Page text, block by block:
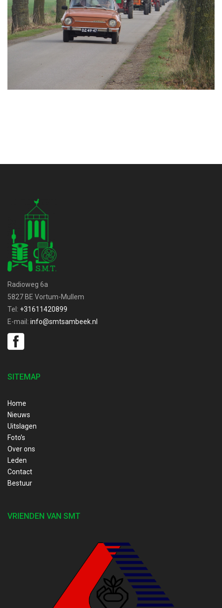
Radioweg 6a
5827 BE Vortum-Mullem
Tel: +31611420899
E-mail: info@smtsambeek.nl
SITEMAP
Home
Nieuws
Uitslagen
Foto’s
Over ons
Leden
Contact
Bestuur
VRIENDEN VAN SMT